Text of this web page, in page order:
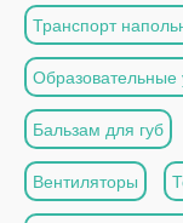
Транспорт
Образовательные
Бальзам для губ
Вентиляторы